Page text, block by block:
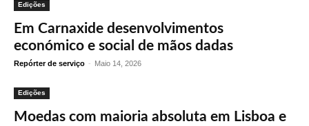
Edições
Em Carnaxide desenvolvimentos
económico e social de mãos dadas
Repórter de serviço - Maio 14, 2026
Edições
Moedas com maioria absoluta em Lisboa e